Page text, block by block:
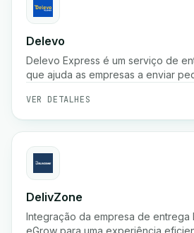
Delevo
Delevo Express é um serviço de
que ajuda as empresas a enviar
expedição rápida e logística fiável
garantir que as encomendas
tempo.
VER DETALHES
DelivZone
Integração da empresa de entrega
eGrow para uma experiência